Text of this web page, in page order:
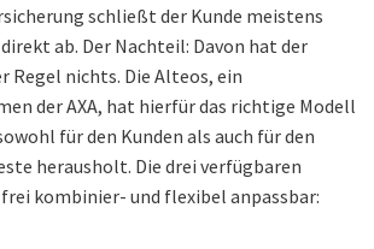
schließt der Kunde meistens
ab. Der Nachteil: Davon hat der
Regel nichts. Die Alteos, ein
der AXA, hat hierfür das richtige Modell
für den Kunden als auch für den
herausholt. Die drei verfügbaren
kombinier- und flexibel anpassbar: